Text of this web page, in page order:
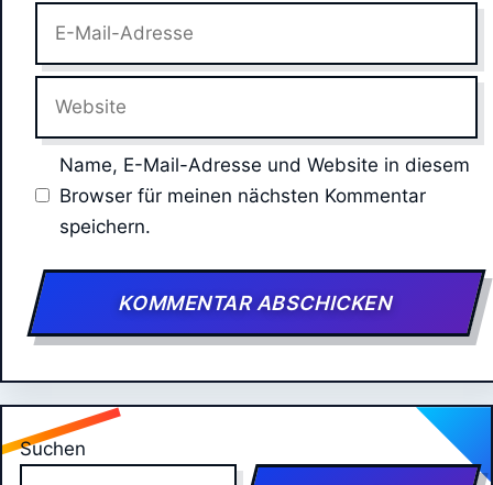
Mail-
Adresse
Name, E-Mail-Adresse und Website in diesem
Browser für meinen nächsten Kommentar
speichern.
Suchen